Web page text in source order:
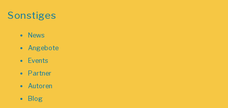
Sonstiges
News
Angebote
Events
Partner
Autoren
Blog